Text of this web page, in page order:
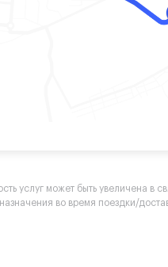
услуг может быть увеличена в
во время поездки/